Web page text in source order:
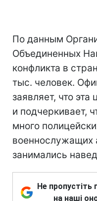
По данным
Объединенных
конфликта в
тыс. человек.
заявляет, что
и подчеркивает,
много
военнослужащих
занимались
Не пропустіть
на наші